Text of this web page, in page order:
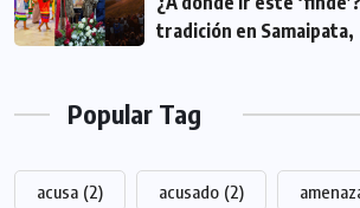
tradición en Samaipata,
Popular Tag
acusa (2) acusado (2)